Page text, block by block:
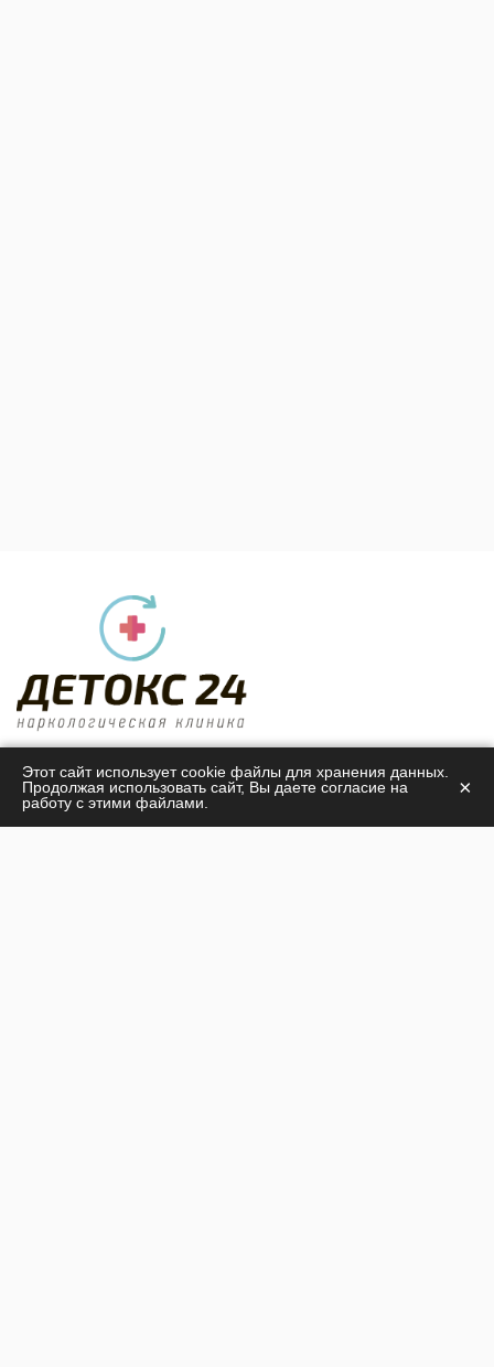
Центр лечения алкогольной и наркотической
зависимости
Детокс 24
Этот сайт использует cookie файлы для хранения данных.
Продолжая использовать сайт, Вы даете согласие на
работу с этими файлами.
×